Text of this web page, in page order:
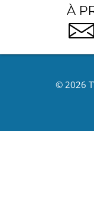
À
© 2026